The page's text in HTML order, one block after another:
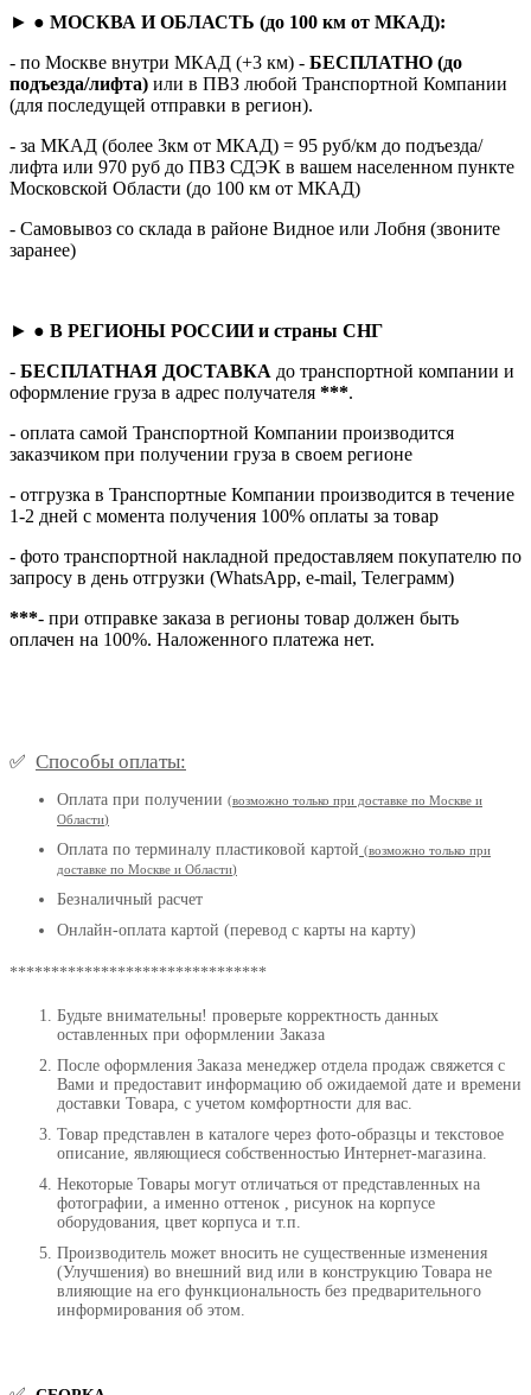
► ● МОСКВА И ОБЛАСТЬ (до 100 км от МКАД):
- по Москве внутри МКАД (+3 км) - БЕСПЛАТНО (до
подъезда/лифта) или в ПВЗ любой Транспортной Компании
(для последущей отправки в регион).
- за МКАД (более 3км от МКАД) = 95 руб/км до подъезда/
лифта или 970 руб до ПВЗ СДЭК в вашем населенном пункте
Московской Области (до 100 км от МКАД)
- Самовывоз со склада в районе Видное или Лобня (звоните
заранее)
► ● В РЕГИОНЫ РОССИИ и страны СНГ
- БЕСПЛАТНАЯ ДОСТАВКА до транспортной компании и
оформление груза в адрес получателя ***.
- оплата самой Транспортной Компании производится
заказчиком при получении груза в своем регионе
- отгрузка в Транспортные Компании производится в течение
1-2 дней с момента получения 100% оплаты за товар
- фото транспортной накладной предоставляем покупателю по
запросу в день отгрузки (WhatsApp, e-mail, Телеграмм)
***- при отправке заказа в регионы товар должен быть
оплачен на 100%. Наложенного платежа нет.
✅ Способы оплаты:
Оплата при получении (возможно только при доставке по Москве и
Области)
Оплата по терминалу пластиковой картой (возможно только при
доставке по Москве и Области)
Безналичный расчет
Онлайн-оплата картой (перевод с карты на карту)
*******************************
Будьте внимательны! проверьте корректность данных
оставленных при оформлении Заказа
После оформления Заказа менеджер отдела продаж свяжется с
Вами и предоставит информацию об ожидаемой дате и времени
доставки Товара, с учетом комфортности для вас.
Товар представлен в каталоге через фото-образцы и текстовое
описание, являющиеся собственностью Интернет-магазина.
Некоторые Товары могут отличаться от представленных на
фотографии, а именно оттенок , рисунок на корпусе
оборудования, цвет корпуса и т.п.
Производитель может вносить не существенные изменения
(Улучшения) во внешний вид или в конструкцию Товара не
влияющие на его функциональность без предварительного
информирования об этом.